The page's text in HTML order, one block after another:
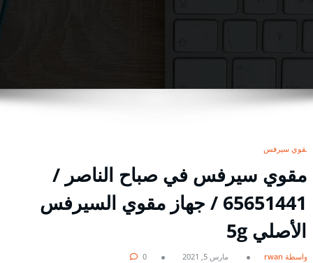
مقوي سيرفس
مقوي سيرفس في صباح الناصر /
65651441 / جهاز مقوي السيرفس
الأصلي 5g
بواسطة rwan مارس 5, 2021 0